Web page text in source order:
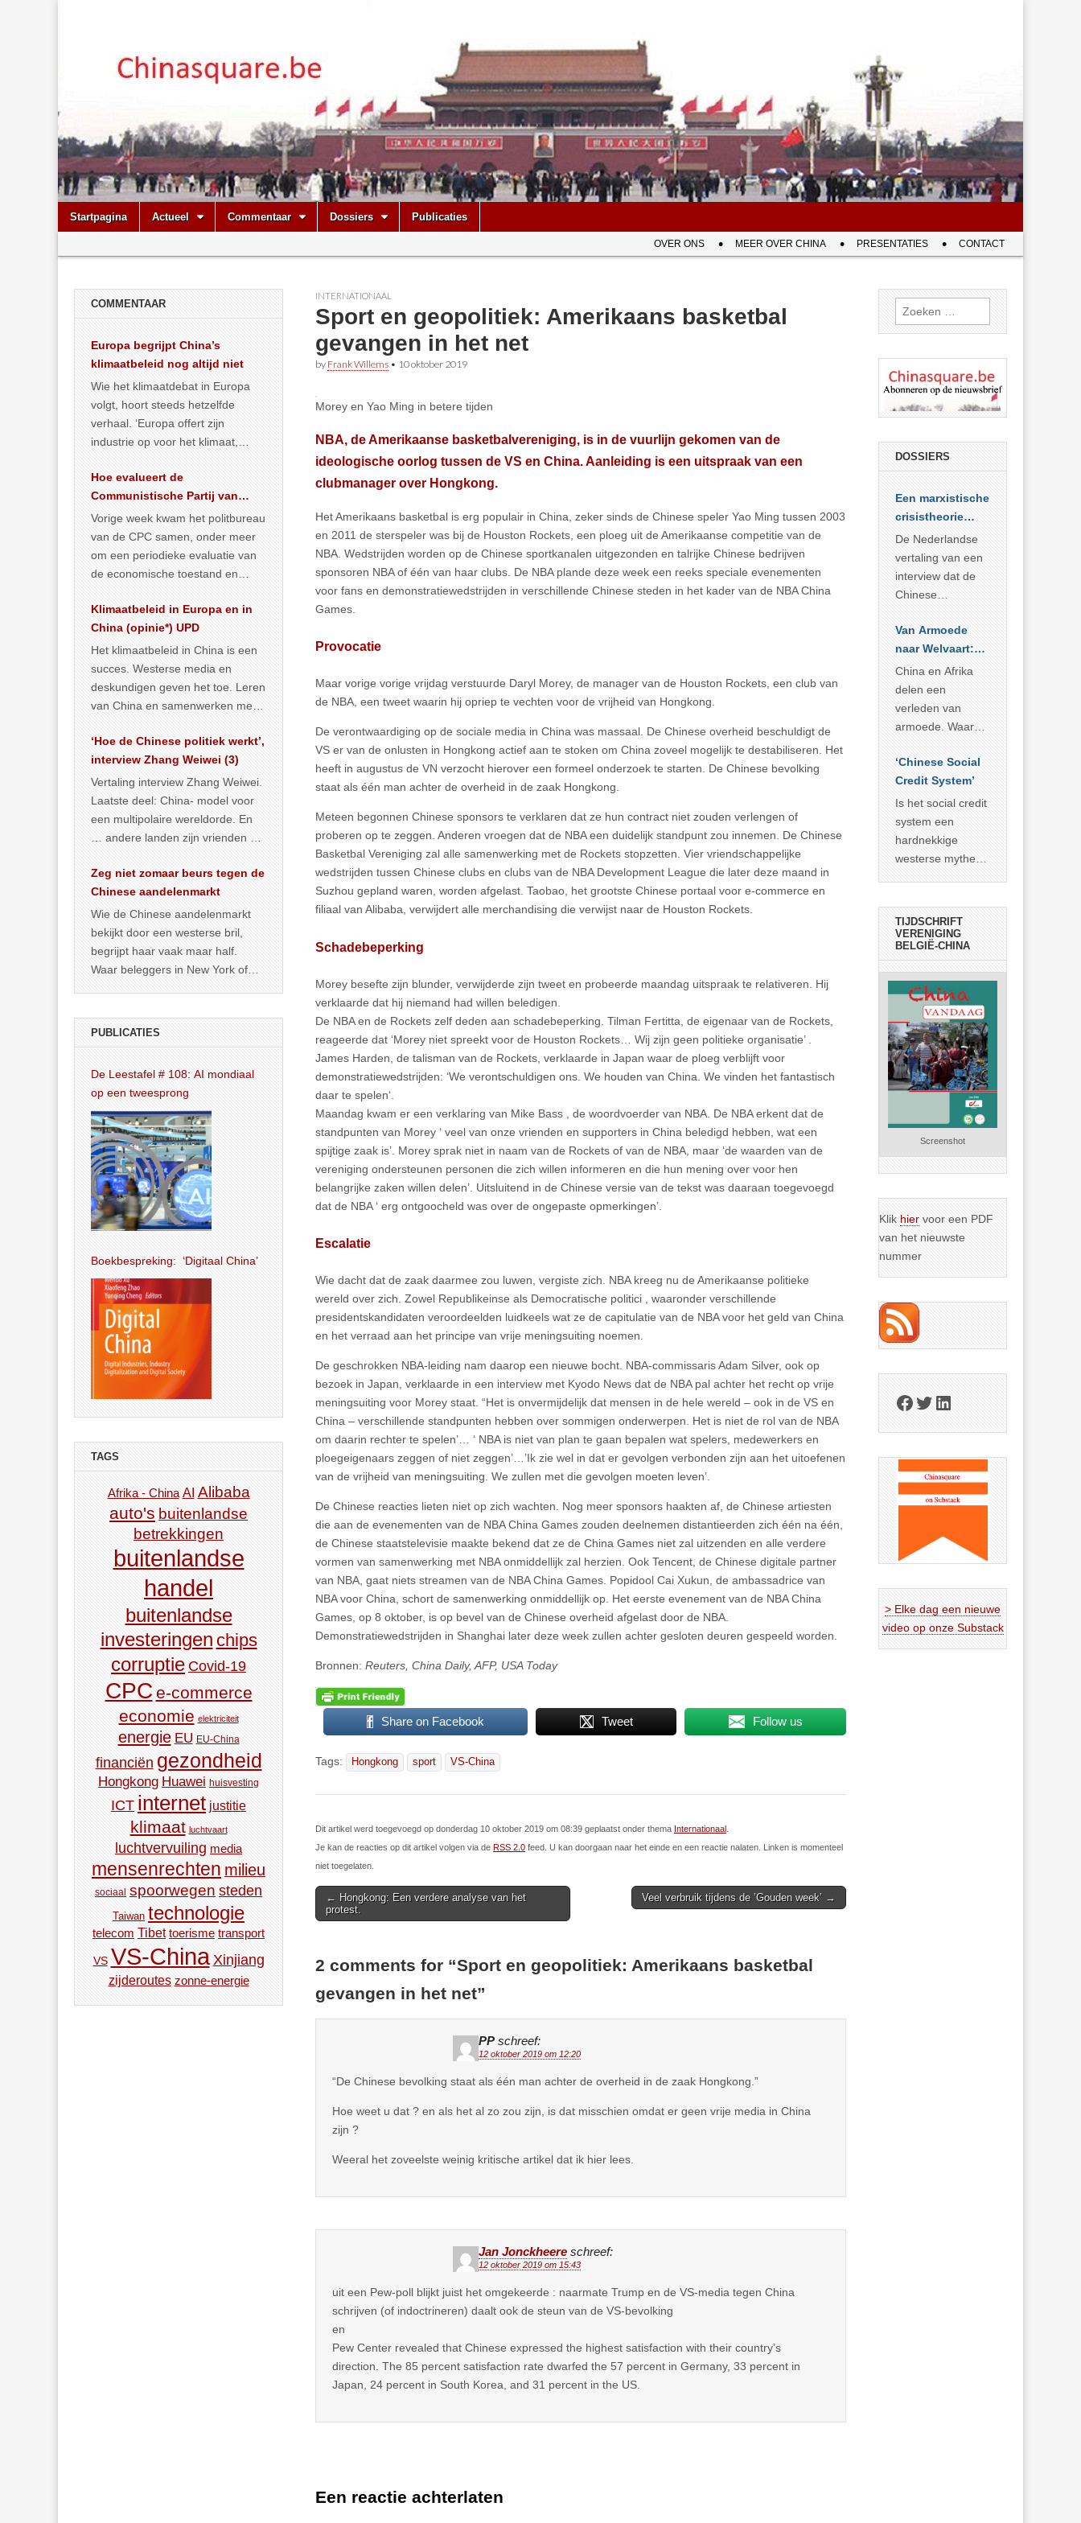
Chinasquare.be
Main
menu
Skip
Startpagina Actueel Commentaar Dossiers Publicaties
menu
OVER ONS MEER OVER CHINA PRESENTATIES CONTACT
INTERNATIONAAL
Sport en geopolitiek: Amerikaans basketbal
gevangen in het net
by Frank Willems • 10 oktober 2019
Morey en Yao Ming in betere tijden
NBA, de Amerikaanse basketbalvereniging, is in de vuurlijn gekomen van de
ideologische oorlog tussen de VS en China. Aanleiding is een uitspraak van een
clubmanager over Hongkong.
Het Amerikaans basketbal is erg populair in China, zeker sinds de Chinese speler Yao Ming tussen 2003
en 2011 de sterspeler was bij de Houston Rockets, een ploeg uit de Amerikaanse competitie van de
NBA. Wedstrijden worden op de Chinese sportkanalen uitgezonden en talrijke Chinese bedrijven
sponsoren NBA of één van haar clubs. De NBA plande deze week een reeks speciale evenementen
voor fans en demonstratiewedstrijden in verschillende Chinese steden in het kader van de NBA China
Games.
Provocatie
Maar vorige vorige vrijdag verstuurde Daryl Morey, de manager van de Houston Rockets, een club van
de NBA, een tweet waarin hij opriep te vechten voor de vrijheid van Hongkong.
De verontwaardiging op de sociale media in China was massaal. De Chinese overheid beschuldigt de
VS er van de onlusten in Hongkong actief aan te stoken om China zoveel mogelijk te destabiliseren. Het
heeft in augustus de VN verzocht hierover een formeel onderzoek te starten. De Chinese bevolking
staat als één man achter de overheid in de zaak Hongkong.
Meteen begonnen Chinese sponsors te verklaren dat ze hun contract niet zouden verlengen of
proberen op te zeggen. Anderen vroegen dat de NBA een duidelijk standpunt zou innemen. De Chinese
Basketbal Vereniging zal alle samenwerking met de Rockets stopzetten. Vier vriendschappelijke
wedstrijden tussen Chinese clubs en clubs van de NBA Development League die later deze maand in
Suzhou gepland waren, worden afgelast. Taobao, het grootste Chinese portaal voor e-commerce en
filiaal van Alibaba, verwijdert alle merchandising die verwijst naar de Houston Rockets.
Schadebeperking
Morey besefte zijn blunder, verwijderde zijn tweet en probeerde maandag uitspraak te relativeren. Hij
verklaarde dat hij niemand had willen beledigen.
De NBA en de Rockets zelf deden aan schadebeperking. Tilman Fertitta, de eigenaar van de Rockets,
reageerde dat ‘Morey niet spreekt voor de Houston Rockets… Wij zijn geen politieke organisatie’ .
James Harden, de talisman van de Rockets, verklaarde in Japan waar de ploeg verblijft voor
demonstratiewedstrijden: ‘We verontschuldigen ons. We houden van China. We vinden het fantastisch
daar te spelen‘.
Maandag kwam er een verklaring van Mike Bass , de woordvoerder van NBA. De NBA erkent dat de
standpunten van Morey ‘ veel van onze vrienden en supporters in China beledigd hebben, wat een
spijtige zaak is’. Morey sprak niet in naam van de Rockets of van de NBA, maar ‘de waarden van de
vereniging ondersteunen personen die zich willen informeren en die hun mening over voor hen
belangrijke zaken willen delen’. Uitsluitend in de Chinese versie van de tekst was daaraan toegevoegd
dat de NBA ‘ erg ontgoocheld was over de ongepaste opmerkingen’.
Escalatie
Wie dacht dat de zaak daarmee zou luwen, vergiste zich. NBA kreeg nu de Amerikaanse politieke
wereld over zich. Zowel Republikeinse als Democratische politici , waaronder verschillende
presidentskandidaten veroordeelden luidkeels wat ze de capitulatie van de NBA voor het geld van China
en het verraad aan het principe van vrije meningsuiting noemen.
De geschrokken NBA-leiding nam daarop een nieuwe bocht. NBA-commissaris Adam Silver, ook op
bezoek in Japan, verklaarde in een interview met Kyodo News dat de NBA pal achter het recht op vrije
meningsuiting voor Morey staat. “Het is onvermijdelijk dat mensen in de hele wereld – ook in de VS en
China – verschillende standpunten hebben over sommigen onderwerpen. Het is niet de rol van de NBA
om daarin rechter te spelen’… ‘ NBA is niet van plan te gaan bepalen wat spelers, medewerkers en
ploegeigenaars zeggen of niet zeggen’…’Ik zie wel in dat er gevolgen verbonden zijn aan het uitoefenen
van de vrijheid van meningsuiting. We zullen met die gevolgen moeten leven’.
De Chinese reacties lieten niet op zich wachten. Nog meer sponsors haakten af, de Chinese artiesten
die aan de evenementen van de NBA China Games zouden deelnemen distantieerden zich één na één,
de Chinese staatstelevisie maakte bekend dat ze de China Games niet zal uitzenden en alle verdere
vormen van samenwerking met NBA onmiddellijk zal herzien. Ook Tencent, de Chinese digitale partner
van NBA, gaat niets streamen van de NBA China Games. Popidool Cai Xukun, de ambassadrice van
NBA voor China, schort de samenwerking onmiddellijk op. Het eerste evenement van de NBA China
Games, op 8 oktober, is op bevel van de Chinese overheid afgelast door de NBA.
Demonstratiewedstrijden in Shanghai later deze week zullen achter gesloten deuren gespeeld worden.
Bronnen: Reuters, China Daily, AFP, USA Today
Share on Facebook Tweet Follow us
Tags: Hongkong sport VS-China
Dit artikel werd toegevoegd op donderdag 10 oktober 2019 om 08:39 geplaatst onder thema Internationaal
Je kan de reacties op dit artikel volgen via de RSS 2.0 feed. U kan doorgaan naar het einde en een reactie nalaten. Linken is momenteel
niet toegelaten.
Post
navigation
← Hongkong: Een verdere analyse van het
protest.
Veel verbruik tijdens de ’Gouden week’ →
2 comments for “Sport en geopolitiek: Amerikaans basketbal
gevangen in het net”
PP schreef:
12 oktober 2019 om 12:20
“De Chinese bevolking staat als één man achter de overheid in de zaak Hongkong.”
Hoe weet u dat ? en als het al zo zou zijn, is dat misschien omdat er geen vrije media in China
zijn ?
Weeral het zoveelste weinig kritische artikel dat ik hier lees.
Jan Jonckheere schreef:
12 oktober 2019 om 15:43
uit een Pew-poll blijkt juist het omgekeerde : naarmate Trump en de VS-media tegen China
schrijven (of indoctrineren) daalt ook de steun van de VS-bevolking
en
Pew Center revealed that Chinese expressed the highest satisfaction with their country’s
direction. The 85 percent satisfaction rate dwarfed the 57 percent in Germany, 33 percent in
Japan, 24 percent in South Korea, and 31 percent in the US.
Een reactie achterlaten
COMMENTAAR
Europa begrijpt China’s
klimaatbeleid nog altijd niet
Wie het klimaatdebat in Europa
volgt, hoort steeds hetzelfde
verhaal. ‘Europa offert zijn
industrie op voor het klimaat,
vergroening… >> lees meer
Hoe evalueert de
Communistische Partij van
China de economische
situatie?
Vorige week kwam het politbureau
van de CPC samen, onder meer
om een periodieke evaluatie van
de economische toestand en
publiceerden… >> lees meer
Klimaatbeleid in Europa en in
China (opinie*) UPD
Het klimaatbeleid in China is een
succes. Westerse media en
deskundigen geven het toe. Leren
van China en samenwerken met
… >> lees meer
‘Hoe de Chinese politiek werkt’,
interview Zhang Weiwei (3)
Vertaling interview Zhang Weiwei.
Laatste deel: China- model voor
een multipolaire wereldorde. En
… andere landen zijn vrienden of
Zeg niet zomaar beurs tegen de
Chinese aandelenmarkt
Wie de Chinese aandelenmarkt
bekijkt door een westerse bril,
begrijpt haar vaak maar half.
Waar beleggers in New York of
PUBLICATIES
De Leestafel # 108: AI mondiaal
op een tweesprong
Boekbespreking: ‘Digitaal China’
TAGS
Afrika - China AI Alibaba
auto's buitenlandse
betrekkingen
buitenlandse
handel
buitenlandse
investeringen chips
corruptie Covid-19
CPC e-commerce
economie elektriciteit
energie EU EU-China
financiën gezondheid
Hongkong Huawei huisvesting
ICT internet justitie
klimaat luchtvaart
luchtvervuiling media
mensenrechten milieu
sociaal spoorwegen steden
Taiwan technologie
telecom Tibet toerisme transport
VS VS-China Xinjiang
zijderoutes zonne-energie
Zoeken
naar:
DOSSIERS
Een marxistische
crisistheorie
voor vandaag
De Nederlandse
vertaling van een
interview dat de
Chinese
Sociale
Wetenschappen
afnam van de
Britse
marxistische
econoom Michael
zien dat
… >> lees meer
Van Armoede
naar Welvaart:
Wat Afrika kan
leren van
China’s
economisch
China en Afrika
delen een
verleden van
armoede. Waar
voorbije veertig
jaar in slaagde
meer dan 800
miljoen mensen
uit de armoede
… >> lees meer
‘Chinese Social
Credit System’
Is het social credit
system een
hardnekkige
westerse mythe of
TIJDSCHRIFT
VERENIGING
BELGIË-CHINA
Screenshot
Klik hier voor een PDF
van het nieuwste
nummer
Facebook
Twitter
LinkedIn
> Elke dag een nieuwe
video op onze Substack